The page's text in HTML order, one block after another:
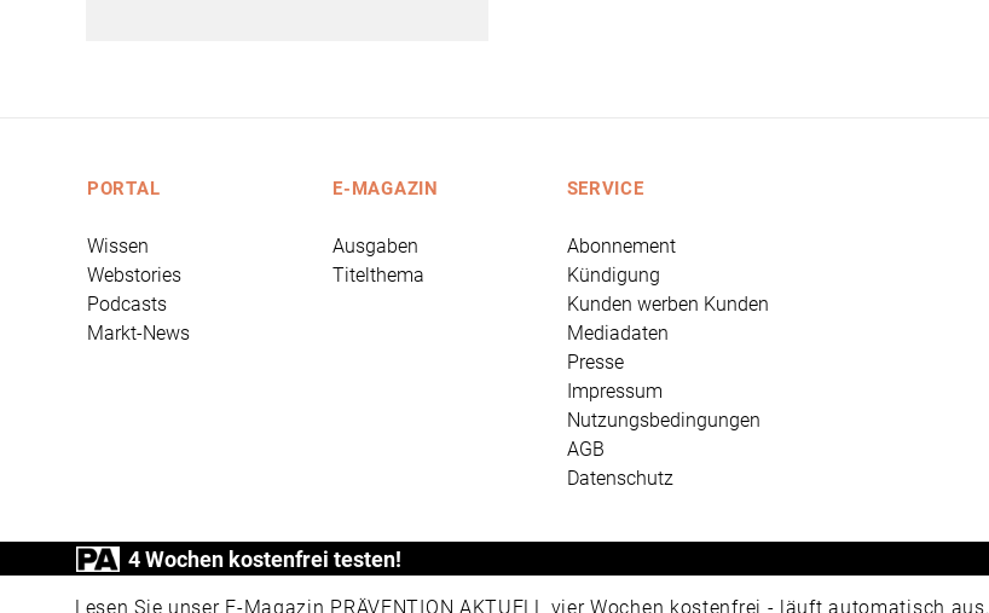
PORTAL
Wissen
Webstories
Podcasts
Markt-News
E-MAGAZIN
Ausgaben
Titelthema
SERVICE
Abonnement
Kündigung
Kunden werben Kunden
Mediadaten
Presse
Impressum
Nutzungsbedingungen
AGB
Datenschutz
4 Wochen kostenfrei testen!
Lesen Sie unser E-Magazin PRÄVENTION AKTUELL vier Wochen kostenfrei - läuft automatisch aus.